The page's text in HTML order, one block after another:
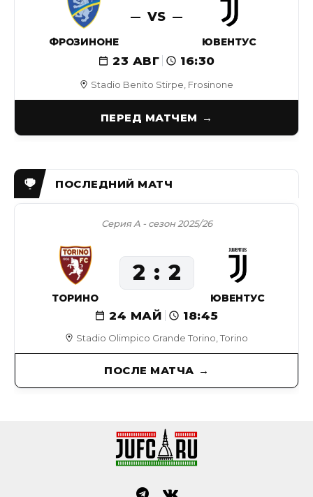
Stadio Benito Stirpe, Frosinone
ФРОЗИНОНЕ
VS
ЮВЕНТУС
23 АВГ 16:30
ПЕРЕД МАТЧЕМ
Stadio Olimpico Grande Torino, Torino
Серия А - сезон 2025/26
24 МАЙ 18:45
ТОРИНО
2 2
ЮВЕНТУС
ПОСЛЕ МАТЧА